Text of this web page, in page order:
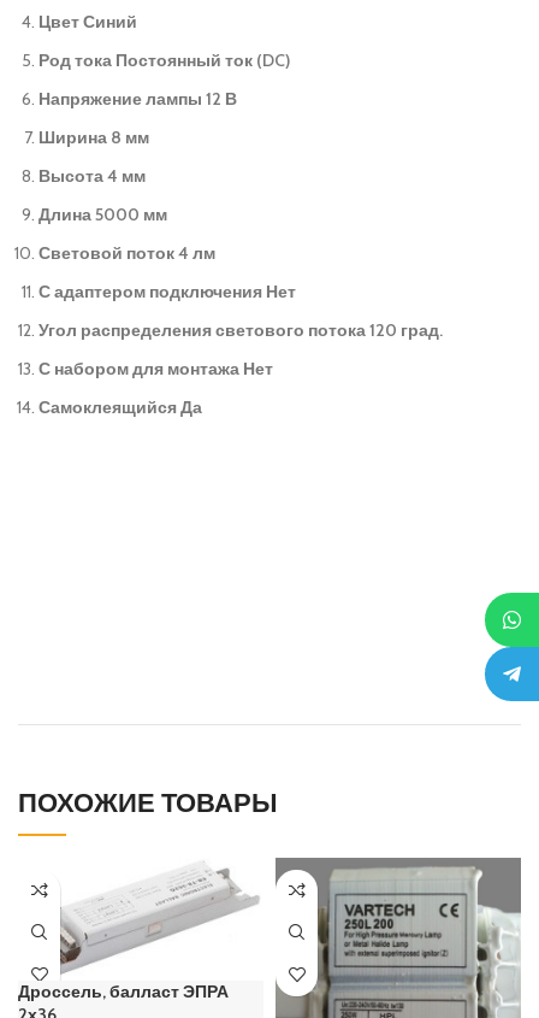
Цвет Синий
Род тока Постоянный ток (DC)
Напряжение лампы 12 В
Ширина 8 мм
Высота 4 мм
Длина 5000 мм
Световой поток 4 лм
С адаптером подключения Нет
Угол распределения светового потока 120 град.
С набором для монтажа Нет
Самоклеящийся Да
ПОХОЖИЕ ТОВАРЫ
Дроссель, балласт ЭПРА